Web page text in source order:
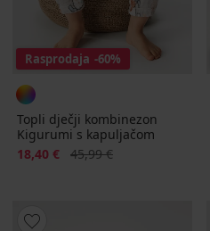
Rasprodaja -60%
Topli dječji kombinezon
Kigurumi s kapuljačom
Popust
18,40 € Prvobitna cijena
45,99 €